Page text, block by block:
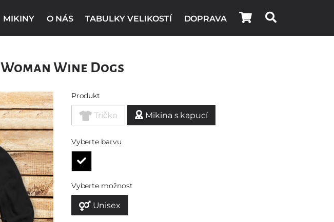
MIKINY O NÁS TABULKY VELIKOSTÍ DOPRAVA
Woman Wine Dogs
Produkt
Tričko Mikina s kapucí
Vyberte barvu
Vyberte možnost
Unisex